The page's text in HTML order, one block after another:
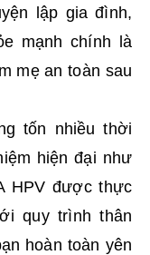
lập gia đình,
mạnh chính là
mẹ an toàn sau
tốn nhiều thời
hiện đại như
HPV được thực
quy trình thân
hoàn toàn yên